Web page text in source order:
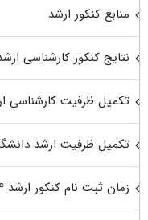
منابع کنکور ارشد
نتایج کنکور کارشناسی ارشد
تکمیل ظرفیت کارشناسی ارشد
تکمیل ظرفیت ارشد دانشگاه
زمان ثبت نام کنکور ارشد ۱۴۰۴